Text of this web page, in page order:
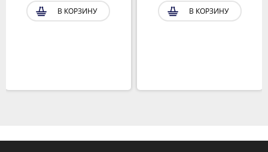
В КОРЗИНУ В КОРЗИНУ